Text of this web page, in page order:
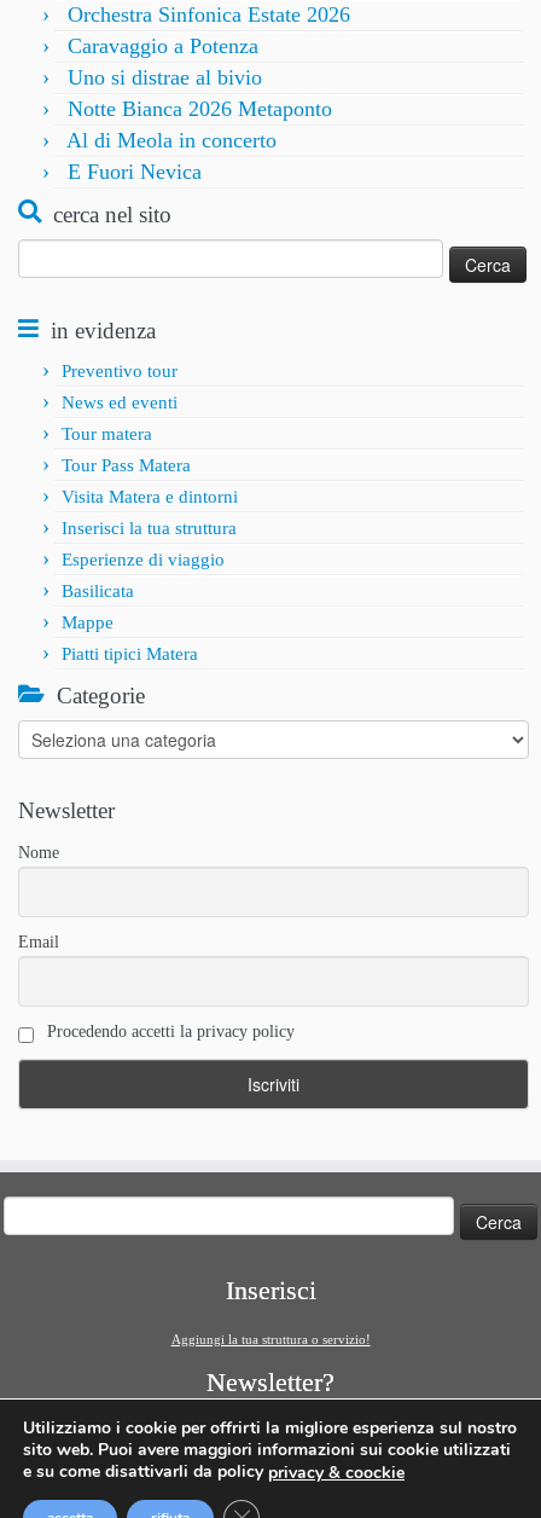
Orchestra Sinfonica Estate 2026
Caravaggio a Potenza
Uno si distrae al bivio
Notte Bianca 2026 Metaponto
Al di Meola in concerto
E Fuori Nevica
cerca nel sito
per:
in evidenza
Preventivo tour
News ed eventi
Tour matera
Tour Pass Matera
Visita Matera e dintorni
Inserisci la tua struttura
Esperienze di viaggio
Basilicata
Mappe
Piatti tipici Matera
Categorie
Categorie
Newsletter
Nome
Email
Procedendo accetti la privacy policy
per:
Inserisci
Aggiungi la tua struttura o servizio!
Newsletter?
ISCRIVITI!
Utilizziamo i cookie per offrirti la migliore esperienza sul nostro
sito web. Puoi avere maggiori informazioni sui cookie utilizzati
e su come disattivarli da policy privacy & coockie
Close GDPR Cookie Banner